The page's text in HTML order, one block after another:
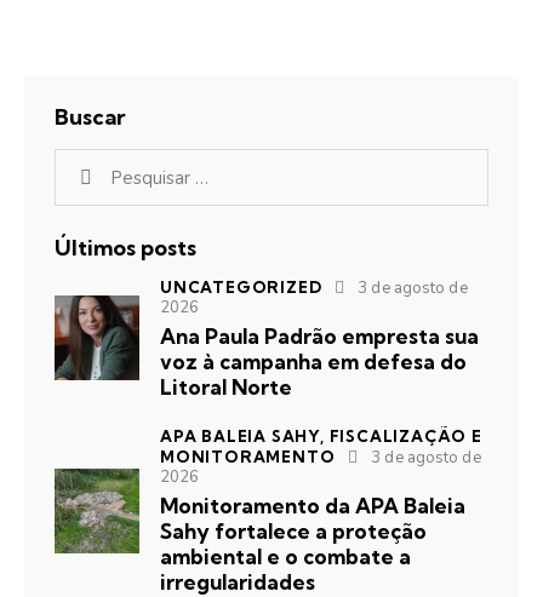
Buscar
Últimos posts
UNCATEGORIZED
3 de agosto de
2026
Ana Paula Padrão empresta sua
voz à campanha em defesa do
Litoral Norte
APA BALEIA SAHY, FISCALIZAÇÃO E
MONITORAMENTO
3 de agosto de
2026
Monitoramento da APA Baleia
Sahy fortalece a proteção
ambiental e o combate a
irregularidades